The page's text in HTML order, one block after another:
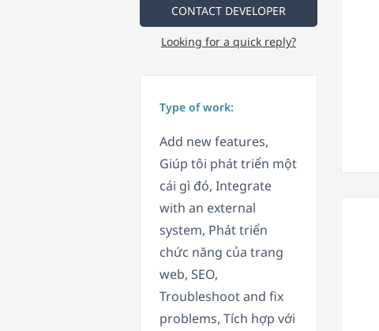
CONTACT DEVELOPER
Looking for a quick reply?
Type of work:
Add new features,
Giúp tôi phát triển một
cái gì đó, Integrate
with an external
system, Phát triển
chức năng của trang
web, SEO,
Troubleshoot and fix
problems, Tích hợp với